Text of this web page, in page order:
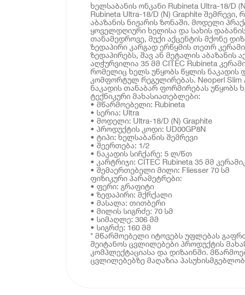
ხელსაბანის ონკანი Rubineta Ultra-18/D
Rubineta Ultra-18/D (N) Graphite
აბაზანის ნიჟარის ზონაში. მოდელი
ყოველდღიური ხელისა და სახის
თანამედროვე, მუქი აქცენტის მქონე
ზედაპირი კარგად ერწყმის თეთრ
ზედაპირებს, შავ ან მეტალის აბაზანის
აღჭურვილია 35 მმ CITEC Rubineta
რომელიც ხელს უწყობს წყლის ნაკადის
კომფორტულ რეგულირებას. Neoperl Slim
ნაკადის თანაბარ ფორმირებას უწყობს
ტექნიკური მახასიათებლები:
• მწარმოებელი: Rubineta
• სერია: Ultra
• მოდელი: Ultra-18/D (N) Graphite
• პროდუქტის კოდი: UD00GP8N
• ტიპი: ხელსაბანის შემრევი
• შეერთება: 1/2
• ნაკადის სიჩქარე: 5 ლ/წთ
• კარტრიჯი: CITEC Rubineta 35 მმ
• შემაერთებელი მილი: Fliesser 70 სმ
ფიზიკური პარამეტრები:
• ფერი: გრაფიტი
• ზედაპირი: მქრქალი
• მასალა: თითბერი
• მილის სიგრძე: 70 სმ
• სიმაღლე: 306 მმ
• სიგრძე: 160 მმ
* მწარმოებელი იტოვებს უფლებას
შეიტანოს ცვლილებები პროდუქტის
კომპლექტაციასა და დიზაინში.
ცვლილებებზე მაღაზია